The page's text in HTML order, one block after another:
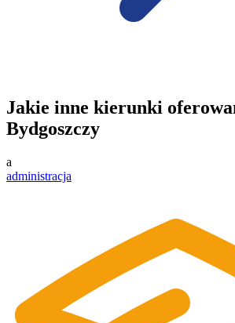
Jakie inne kierunki
Bydgoszczy
a
administracja